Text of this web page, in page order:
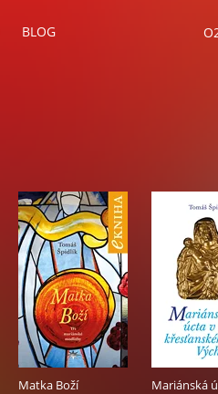
BLOG
Matka Boží